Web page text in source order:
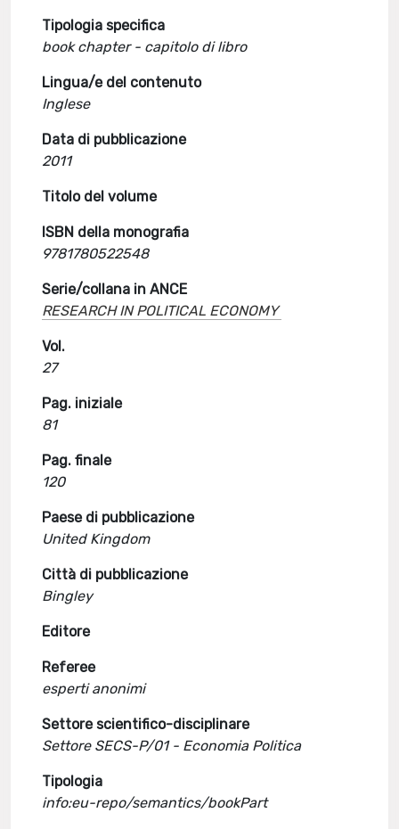
Tipologia specifica
book chapter - capitolo di libro
Lingua/e del contenuto
Inglese
Data di pubblicazione
2011
Titolo del volume
ISBN della monografia
9781780522548
Serie/collana in ANCE
RESEARCH IN POLITICAL ECONOMY
Vol.
27
Pag. iniziale
81
Pag. finale
120
Paese di pubblicazione
United Kingdom
Città di pubblicazione
Bingley
Editore
Referee
esperti anonimi
Settore scientifico-disciplinare
Settore SECS-P/01 - Economia Politica
Tipologia
info:eu-repo/semantics/bookPart